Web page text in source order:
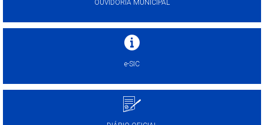
OUVIDORIA MUNICIPAL
e-SIC